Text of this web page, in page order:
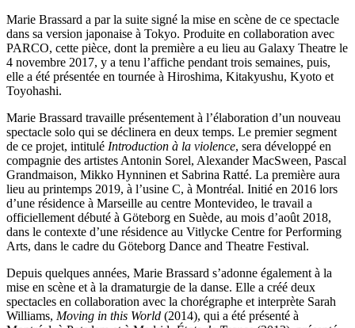
Marie Brassard a par la suite signé la mise en scène de ce spectacle
dans sa version japonaise à Tokyo. Produite en collaboration avec
PARCO, cette pièce, dont la première a eu lieu au Galaxy Theatre le
4 novembre 2017, y a tenu l’affiche pendant trois semaines, puis,
elle a été présentée en tournée à Hiroshima, Kitakyushu, Kyoto et
Toyohashi.
Marie Brassard travaille présentement à l’élaboration d’un nouveau
spectacle solo qui se déclinera en deux temps. Le premier segment
de ce projet, intitulé Introduction à la violence, sera développé en
compagnie des artistes Antonin Sorel, Alexander MacSween, Pascal
Grandmaison, Mikko Hynninen et Sabrina Ratté. La première aura
lieu au printemps 2019, à l’usine C, à Montréal. Initié en 2016 lors
d’une résidence à Marseille au centre Montevideo, le travail a
officiellement débuté à Göteborg en Suède, au mois d’août 2018,
dans le contexte d’une résidence au Vitlycke Centre for Performing
Arts, dans le cadre du Göteborg Dance and Theatre Festival.
Depuis quelques années, Marie Brassard s’adonne également à la
mise en scène et à la dramaturgie de la danse. Elle a créé deux
spectacles en collaboration avec la chorégraphe et interprète Sarah
Williams, Moving in this World (2014), qui a été présenté à